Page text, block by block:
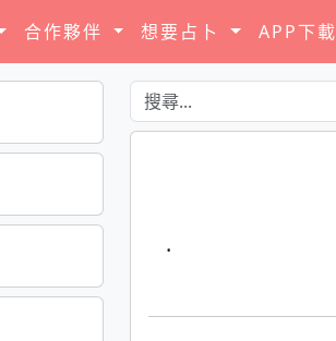
合作夥伴 想要占卜 APP下載
·